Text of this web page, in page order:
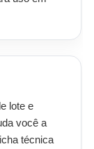
lote e
você a
técnica